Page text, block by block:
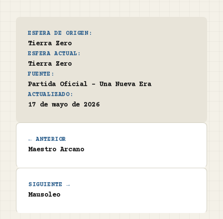
ESFERA DE ORIGEN:
Tierra Zero
ESFERA ACTUAL:
Tierra Zero
FUENTE:
Partida Oficial - Una Nueva Era
ACTUALIZADO:
17 de mayo de 2026
← ANTERIOR
Maestro Arcano
SIGUIENTE →
Mausoleo